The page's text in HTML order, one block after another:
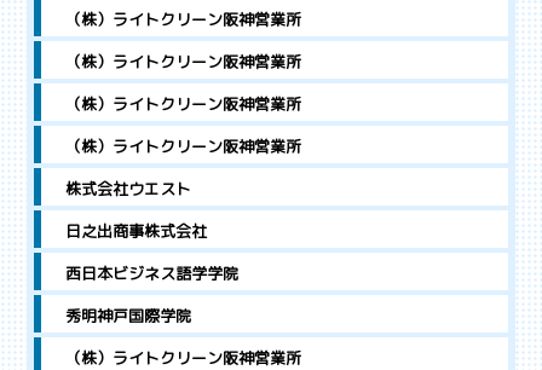
（株）ライトクリーン阪神営業所
（株）ライトクリーン阪神営業所
（株）ライトクリーン阪神営業所
（株）ライトクリーン阪神営業所
株式会社ウエスト
日之出商事株式会社
西日本ビジネス語学学院
秀明神戸国際学院
（株）ライトクリーン阪神営業所